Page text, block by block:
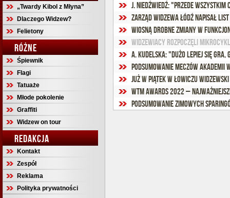
„Twardy Kibol z Młyna”
Dlaczego Widzew?
Felietony
RÓŻNE
Śpiewnik
Flagi
Tatuaże
Młode pokolenie
Graffiti
Widzew on tour
REDAKCJA
Kontakt
Zespół
Reklama
Polityka prywatności
Zarząd Widzewa Łódź napisał
Wiosną drobne zmiany w
Widzewiacy rozpoczęli
A. Kudelska: "Dużo lepiej się
Podsumowanie meczów Akademii
Już w piątek w Łowiczu
WTM Awards 2022 –
Podsumowanie zimowych